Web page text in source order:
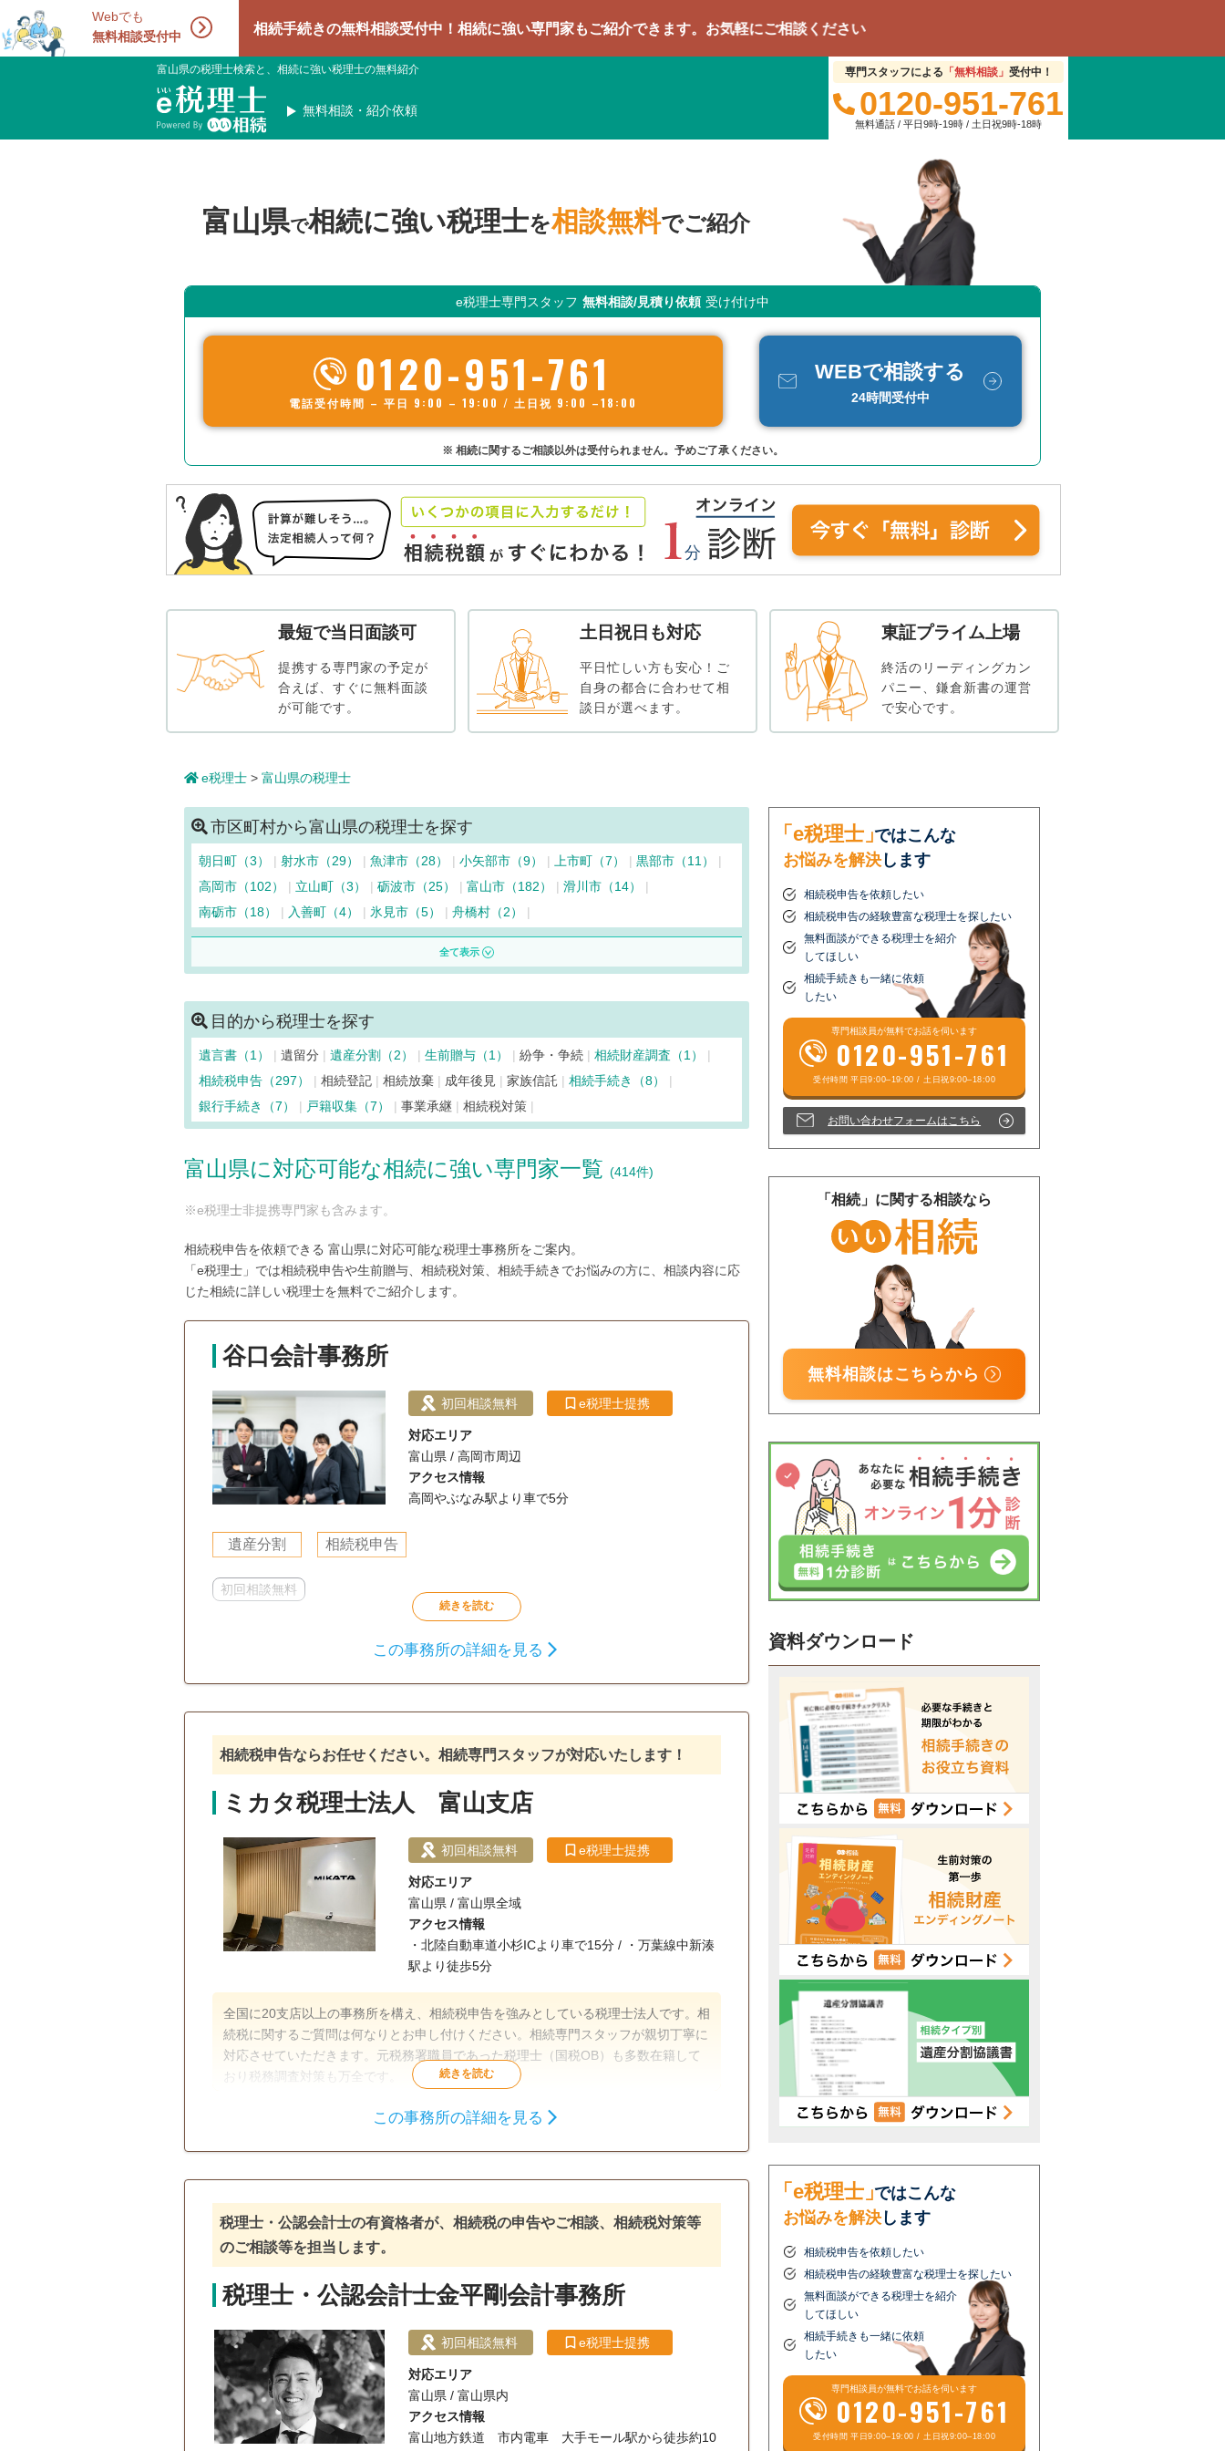
Webでも
無料相談受付中相続手続きの無料相談受付中！相続に強い専門家もご紹介できます。お気軽にご相談ください
富山県の税理士検索と、相続に強い税理士の無料紹介
無料相談・紹介依頼
専門スタッフによる 「無料相談」 受付中！
0120-951-761
無料通話 / 平日9時-19時 / 土日祝9時-18時
富山県で相続に強い税理士を相談無料でご紹介
e税理士専門スタッフ 無料相談/見積り依頼 受け付け中
0120-951-761
電話受付時間 – 平日 9:00 – 19:00 / 土日祝 9:00 –18:00
WEBで相談する
24時間受付中
※ 相続に関するご相談以外は受付られません。予めご了承ください。
最短で当日面談可
提携する専門家の予定が
合えば、すぐに無料面談
が可能です。
土日祝日も対応
平日忙しい方も安心！ご
自身の都合に合わせて相
談日が選べます。
東証プライム上場
終活のリーディングカン
パニー、鎌倉新書の運営
で安心です。
e税理士 > 富山県の税理士
市区町村から富山県の税理士を探す
朝日町（3） 射水市（29） 魚津市（28） 小矢部市（9） 上市町（7）
黒部市（11）
高岡市（102）
立山町（3） 砺波市（25） 富山市（182）
滑川市（14）
南砺市（18）
入善町（4） 氷見市（5） 舟橋村（2）
目的から税理士を探す
遺言書（1） 遺留分 遺産分割（2） 生前贈与（1） 紛争・争続
相続財産調査（1）
相続税申告（297）
相続登記 相続放棄 成年後見 家族信託
相続手続き（8）
銀行手続き（7）
戸籍収集（7） 事業承継 相続税対策
富山県に対応可能な相続に強い専門家一覧 (414件)
※e税理士非提携専門家も含みます。
相続税申告を依頼できる 富山県に対応可能な税理士事務所をご案内。
「e税理士」では相続税申告や生前贈与、相続税対策、相続手続きでお悩みの方に、相談内容に応
じた相続に詳しい税理士を無料でご紹介します。
谷口会計事務所
初回相談無料 e税理士提携
対応エリア
富山県 / 高岡市周辺
アクセス情報
高岡やぶなみ駅より車で5分
遺産分割 相続税申告
初回相談無料
この事務所の詳細を見る
相続税申告ならお任せください。相続専門スタッフが対応いたします！
ミカタ税理士法人 富山支店
初回相談無料 e税理士提携
対応エリア
富山県 / 富山県全域
アクセス情報
・北陸自動車道小杉ICより車で15分 / ・万葉線中新湊
駅より徒歩5分
全国に20支店以上の事務所を構え、相続税申告を強みとしている税理士法人です。相
続税に関するご質問は何なりとお申し付けください。相続専門スタッフが親切丁寧に
対応させていただきます。元税務署職員であった税理士（国税OB）も多数在籍して
おり税務調査対策も万全です。
相続税申告 相続手続き
18時以降相談可 オンライン面談可 事務所面談可
この事務所の詳細を見る
税理士・公認会計士の有資格者が、相続税の申告やご相談、相続税対策等
のご相談等を担当します。
税理士・公認会計士金平剛会計事務所
初回相談無料 e税理士提携
対応エリア
富山県 / 富山県内
アクセス情報
富山地方鉄道 市内電車 大手モール駅から徒歩約10
「e税理士」ではこんな
お悩みを解決 します
相続税申告を依頼したい
相続税申告の経験豊富な税理士を探したい
無料面談ができる税理士を紹介
してほしい
相続手続きも一緒に依頼
したい
専門相談員が無料でお話を伺います
0120-951-761
受付時間 平日9:00–19:00 / 土日祝9:00–18:00
お問い合わせフォームはこちら
「相続」に関する相談なら
無料相談はこちらから
資料ダウンロード
「e税理士」ではこんな
お悩みを解決 します
相続税申告を依頼したい
相続税申告の経験豊富な税理士を探したい
無料面談ができる税理士を紹介
してほしい
相続手続きも一緒に依頼
したい
専門相談員が無料でお話を伺います
0120-951-761